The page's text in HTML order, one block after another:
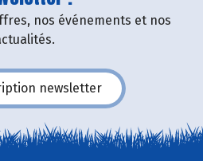
nos événements et nos
newsletter